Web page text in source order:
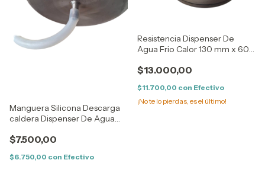
Manguera Silicona Descarga
caldera Dispenser De Agua
$7.500,00
$6.750,00 con Efectivo
Resistencia Dispenser De
Agua Frio Calor 130 mm x 60
$13.000,00
$11.700,00 con Efectivo
¡No te lo pierdas, es el último!